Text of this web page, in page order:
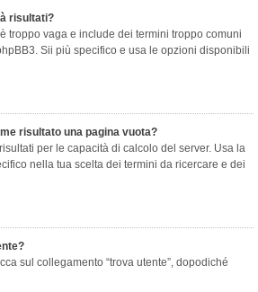
risultati?
troppo vaga e include dei termini troppo comuni
Sii più specifico e usa le opzioni disponibili
risultato una pagina vuota?
per le capacità di calcolo del server. Usa la
nella tua scelta dei termini da ricercare e dei
sul collegamento “trova utente”, dopodiché